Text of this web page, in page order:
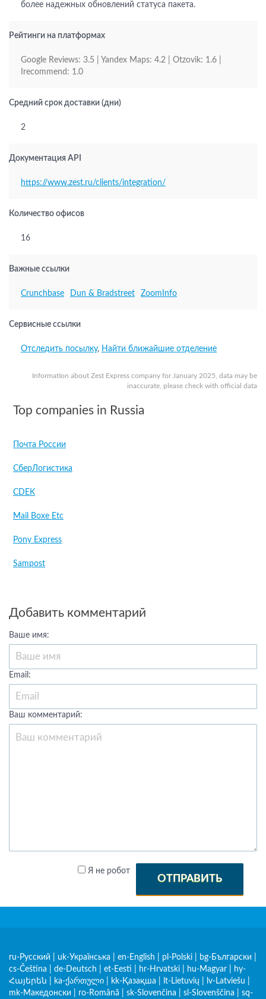
Information about Zest Express company for January 2025, data may be
inaccurate, please check with official data
более надежных обновлений статуса пакета.
Рейтинги на платформах
Google Reviews: 3.5 | Yandex Maps: 4.2 | Otzovik: 1.6 |
Irecommend: 1.0
Средний срок доставки (дни)
2
Документация API
https://www.zest.ru/clients/integration/
Количество офисов
16
Важные ссылки
Crunchbase Dun & Bradstreet ZoomInfo
Сервисные ссылки
Отследить посылку, Найти ближайшие отделение
Top companies in Russia
Почта России
СберЛогистика
CDEK
Mail Boxe Etc
Pony Express
Sampost
Добавить комментарий
Ваше имя:
Email:
Ваш комментарий:
Я не робот
ОТПРАВИТЬ
ru-Русский uk-Українська en-English pl-Polski bg-Български
cs-Čeština
de-Deutsch et-Eesti hr-Hrvatski hu-Magyar
hy-
Հայերեն
ka-ქართული kk-Қазақша lt-Lietuvių lv-Latviešu
mk-Македонски
ro-Română sk-Slovenčina sl-Slovenščina sq-